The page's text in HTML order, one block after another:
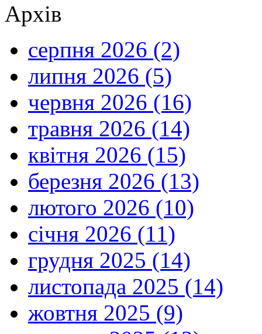
Архів
серпня 2026 (2)
липня 2026 (5)
червня 2026 (16)
травня 2026 (14)
квітня 2026 (15)
березня 2026 (13)
лютого 2026 (10)
січня 2026 (11)
грудня 2025 (14)
листопада 2025 (14)
жовтня 2025 (9)